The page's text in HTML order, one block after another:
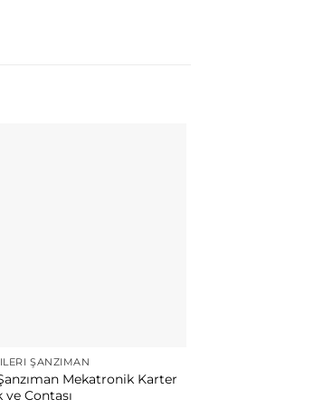
ŞANZIMAN
Mekatronik Karter
ve Contası